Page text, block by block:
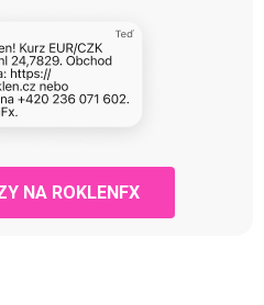
NA ROKLENFX